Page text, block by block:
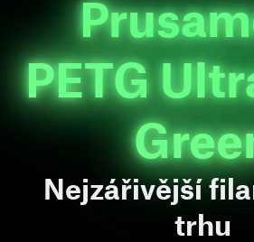
PETG
Nejzářivější
trhu